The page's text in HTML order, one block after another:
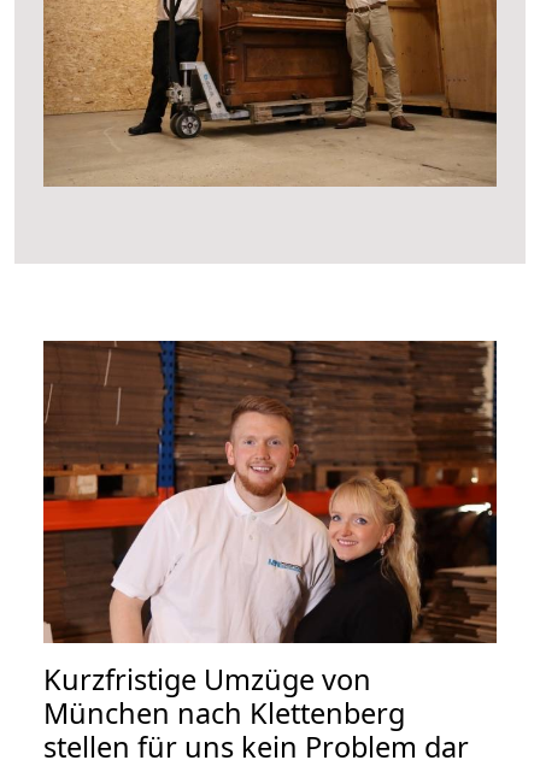
Kurzfristige Umzüge von
München nach Klettenberg
stellen für uns kein Problem dar